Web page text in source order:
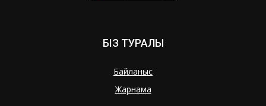
БІЗ ТУРАЛЫ
Байланыс
Жарнама